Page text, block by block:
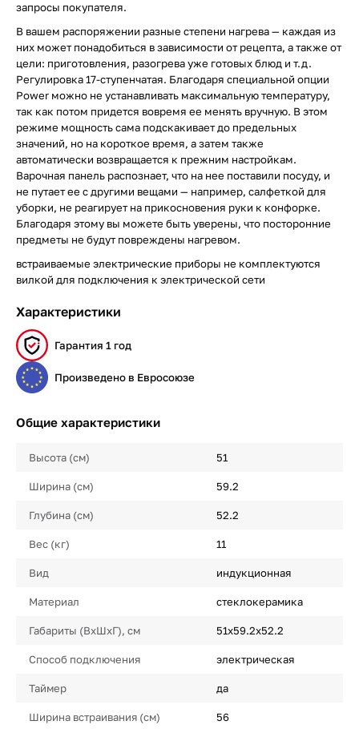
запросы покупателя.
В вашем распоряжении разные степени нагрева — каждая из
них может понадобиться в зависимости от рецепта, а также от
цели: приготовления, разогрева уже готовых блюд и т.д.
Регулировка 17-ступенчатая. Благодаря специальной опции
Power можно не устанавливать максимальную температуру,
так как потом придется вовремя ее менять вручную. В этом
режиме мощность сама подскакивает до предельных
значений, но на короткое время, а затем также
автоматически возвращается к прежним настройкам.
Варочная панель распознает, что на нее поставили посуду, и
не путает ее с другими вещами — например, салфеткой для
уборки, не реагирует на прикосновения руки к конфорке.
Благодаря этому вы можете быть уверены, что посторонние
предметы не будут повреждены нагревом.
встраиваемые электрические приборы не комплектуются
вилкой для подключения к электрической сети
Характеристики
Гарантия 1 год
Произведено в Евросоюзе
Общие характеристики
Высота (см) 51
Ширина (см) 59.2
Глубина (см) 52.2
Вес (кг) 11
Вид индукционная
Материал стеклокерамика
Габариты (ВхШхГ), см 51х59.2х52.2
Способ подключения электрическая
Таймер да
Ширина встраивания (см) 56